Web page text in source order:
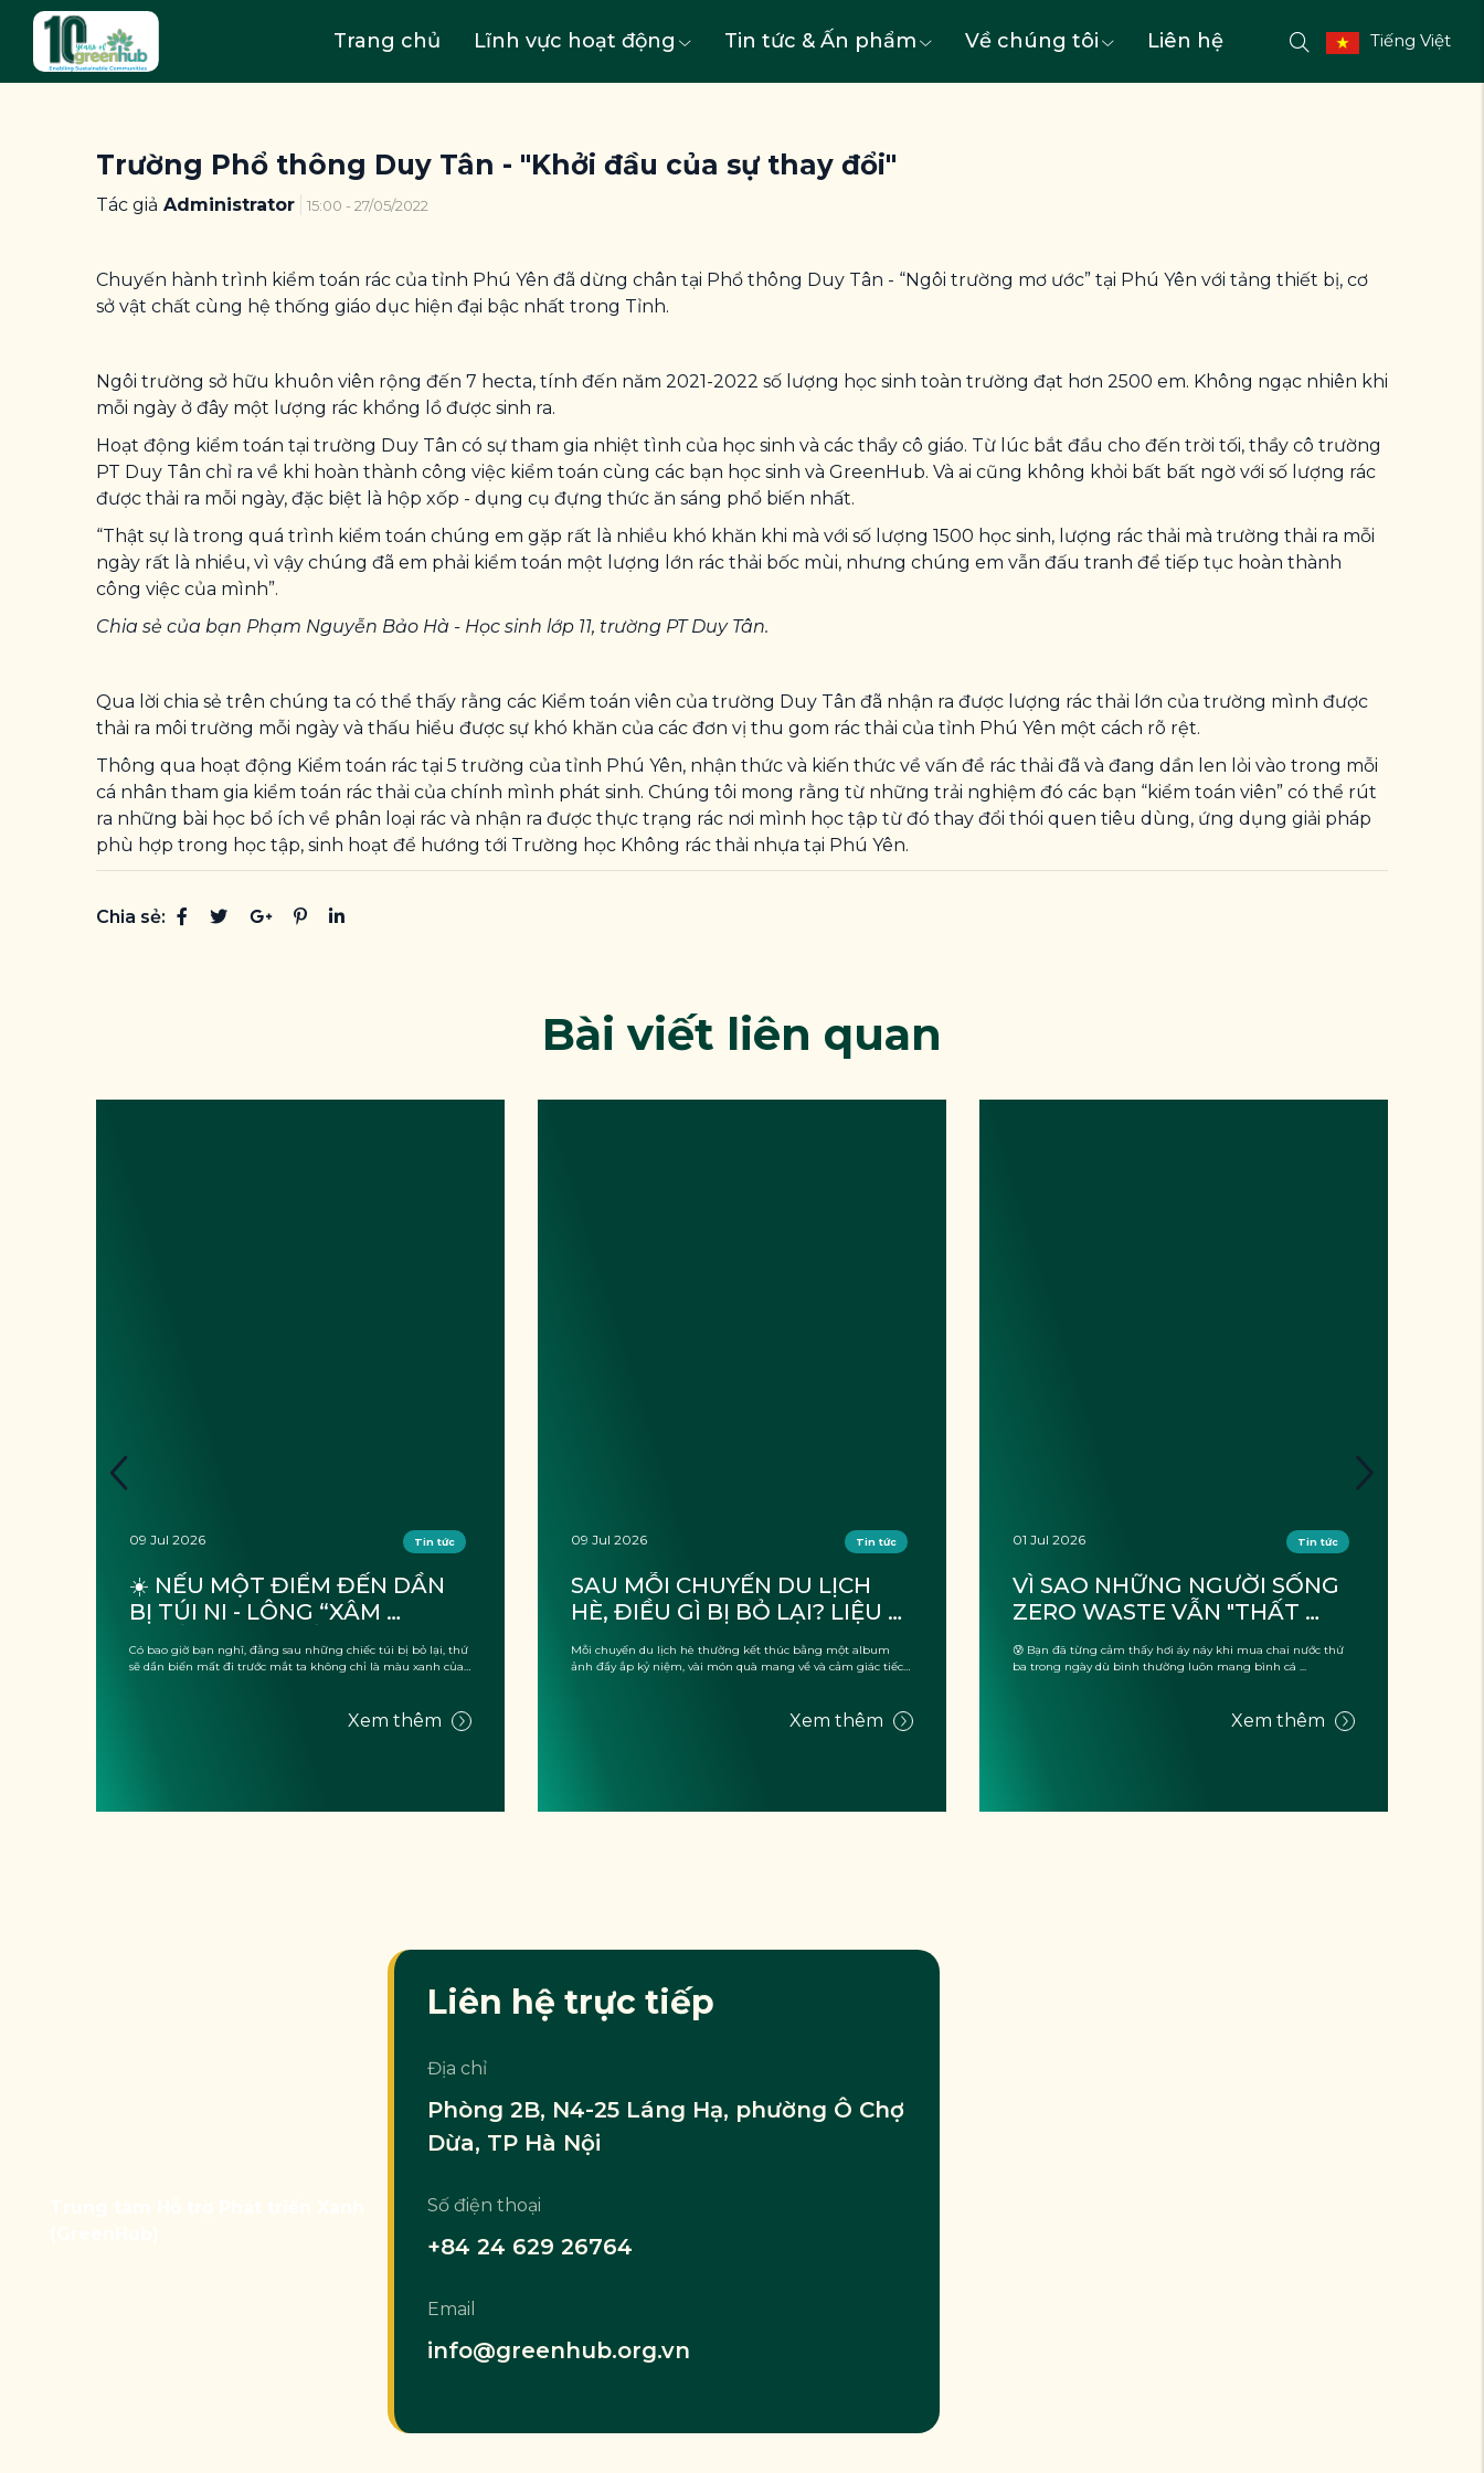
Trang chủ Lĩnh vực hoạt động Tin tức & Ấn phẩm Về chúng tôi Liên hệ Tiếng Việt
Trường Phổ thông Duy Tân - "Khởi đầu của sự thay đổi"
Tác giả Administrator 15:00 - 27/05/2022
Chuyến hành trình kiểm toán rác của tỉnh Phú Yên đã dừng chân tại Phổ thông Duy Tân - “Ngôi trường mơ ước” tại Phú Yên với tảng thiết bị, cơ
sở vật chất cùng hệ thống giáo dục hiện đại bậc nhất trong Tỉnh.
Ngôi trường sở hữu khuôn viên rộng đến 7 hecta, tính đến năm 2021-2022 số lượng học sinh toàn trường đạt hơn 2500 em. Không ngạc nhiên khi
mỗi ngày ở đây một lượng rác khổng lồ được sinh ra.
Hoạt động kiểm toán tại trường Duy Tân có sự tham gia nhiệt tình của học sinh và các thầy cô giáo. Từ lúc bắt đầu cho đến trời tối, thầy cô trường
PT Duy Tân chỉ ra về khi hoàn thành công việc kiểm toán cùng các bạn học sinh và GreenHub. Và ai cũng không khỏi bất bất ngờ với số lượng rác
được thải ra mỗi ngày, đặc biệt là hộp xốp - dụng cụ đựng thức ăn sáng phổ biến nhất.
“Thật sự là trong quá trình kiểm toán chúng em gặp rất là nhiều khó khăn khi mà với số lượng 1500 học sinh, lượng rác thải mà trường thải ra mỗi
ngày rất là nhiều, vì vậy chúng đã em phải kiểm toán một lượng lớn rác thải bốc mùi, nhưng chúng em vẫn đấu tranh để tiếp tục hoàn thành
công việc của mình”.
Chia sẻ của bạn Phạm Nguyễn Bảo Hà - Học sinh lớp 11, trường PT Duy Tân.
Qua lời chia sẻ trên chúng ta có thể thấy rằng các Kiểm toán viên của trường Duy Tân đã nhận ra được lượng rác thải lớn của trường mình được
thải ra môi trường mỗi ngày và thấu hiểu được sự khó khăn của các đơn vị thu gom rác thải của tỉnh Phú Yên một cách rõ rệt.
Thông qua hoạt động Kiểm toán rác tại 5 trường của tỉnh Phú Yên, nhận thức và kiến thức về vấn đề rác thải đã và đang dần len lỏi vào trong mỗi
cá nhân tham gia kiểm toán rác thải của chính mình phát sinh. Chúng tôi mong rằng từ những trải nghiệm đó các bạn “kiểm toán viên” có thể rút
ra những bài học bổ ích về phân loại rác và nhận ra được thực trạng rác nơi mình học tập từ đó thay đổi thói quen tiêu dùng, ứng dụng giải pháp
phù hợp trong học tập, sinh hoạt để hướng tới Trường học Không rác thải nhựa tại Phú Yên.
Chia sẻ:
Bài viết liên quan
09 Jul 2026 Tin tức
☀️ NẾU MỘT ĐIỂM ĐẾN DẦN
BỊ TÚI NI - LÔNG “XÂM
CHIẾM”, THỨ MẤT ĐI KHÔNG
CHỈ LÀ CẢNH QUAN?
Có bao giờ bạn nghĩ, đằng sau những chiếc túi bị bỏ lại, thứ
sẽ dần biến mất đi trước mắt ta không chỉ là màu xanh của
Xem thêm
09 Jul 2026 Tin tức
SAU MỖI CHUYẾN DU LỊCH
HÈ, ĐIỀU GÌ BỊ BỎ LẠI? LIỆU
CÓ CHỈ LÀ “RÁC”?
Mỗi chuyến du lịch hè thường kết thúc bằng một album
ảnh đầy ắp kỷ niệm, vài món quà mang về và cảm giác tiếc
Xem thêm
01 Jul 2026 Tin tức
VÌ SAO NHỮNG NGƯỜI SỐNG
ZERO WASTE VẪN "THẤT
THỦ" KHI ĐI DU LỊCH?
😰 Bạn đã từng cảm thấy hơi áy náy khi mua chai nước thứ
ba trong ngày dù bình thường luôn mang bình cá ...
Xem thêm
Liên hệ trực tiếp
Địa chỉ
Phòng 2B, N4-25 Láng Hạ, phường Ô Chợ
Dừa, TP Hà Nội
Số điện thoại
+84 24 629 26764
Email
info@greenhub.org.vn